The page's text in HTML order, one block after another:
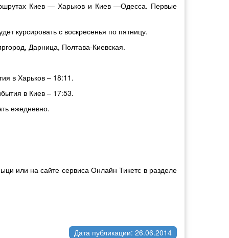
Киев — Харьков и Киев —Одесса. Первые
курсировать с воскресенья по пятницу.
Дарница, Полтава-Киевская.
в Харьков – 18:11.
в Киев – 17:53.
ежедневно.
или на сайте сервиса Онлайн Тикетс в разделе
Дата публикации: 26.06.2014